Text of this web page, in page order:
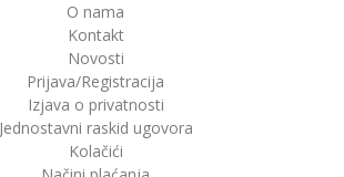
O nama
Kontakt
Novosti
Prijava/Registracija
Izjava o privatnosti
Jednostavni raskid ugovora
Kolačići